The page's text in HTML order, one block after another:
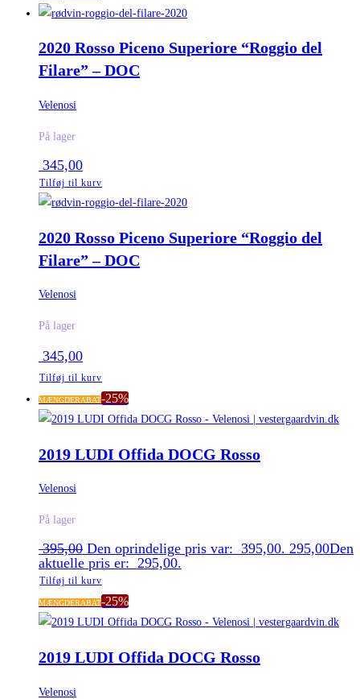
2020 Rosso Piceno Superiore “Roggio del
Filare” – DOC
Velenosi
På lager
345,00
Tilføj til kurv
2020 Rosso Piceno Superiore “Roggio del
Filare” – DOC
Velenosi
På lager
345,00
Tilføj til kurv
MÆNGDERABAT-25%
2019 LUDI Offida DOCG Rosso
Velenosi
På lager
395,00 Den oprindelige pris var: 395,00. 295,00Den
aktuelle pris er: 295,00.
Tilføj til kurv
MÆNGDERABAT-25%
2019 LUDI Offida DOCG Rosso
Velenosi